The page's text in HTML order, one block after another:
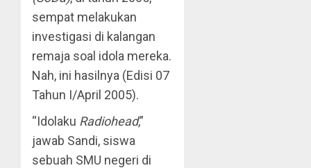
sempat melakukan
investigasi di kalangan
remaja soal idola mereka.
Nah, ini hasilnya (Edisi 07
Tahun I/April 2005).
“Idolaku Radiohead,”
jawab Sandi, siswa
sebuah SMU negeri di